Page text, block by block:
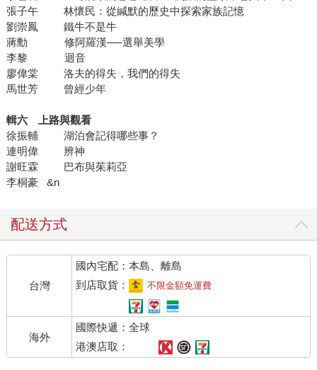
張子午 林懷民：從緘默的歷史中探索家族記憶
劉崇鳳 鐵牛不是牛
蔣勳 修阿羅漢──選舉美學
李黎 迴音
廖偉棠 洛夫的得失，我們的得失
馬世芳 曾經少年
輯六 上路與觀看
徐振輔 湖泊會記得哪些事？
連明偉 辨神
謝旺霖 巴布與茱莉亞
李桐豪 &n
配送方式
台灣
國內宅配：本島、離島
到店取貨：
不限金額免運費
海外
國際快遞：全球
港澳店取：